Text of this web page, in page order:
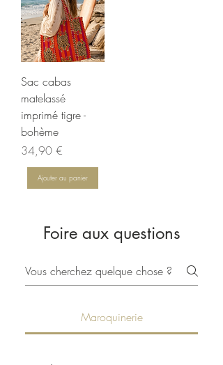
Sac cabas
matelassé
imprimé tigre -
bohème
Prix
34,90 €
Ajouter au panier
Foire aux questions
Maroquinerie